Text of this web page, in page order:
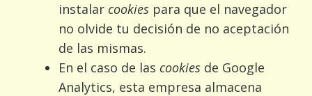
instalar cookies para que el navegador
no olvide tu decisión de no aceptación
de las mismas.
En el caso de las cookies de Google
Analytics, esta empresa almacena